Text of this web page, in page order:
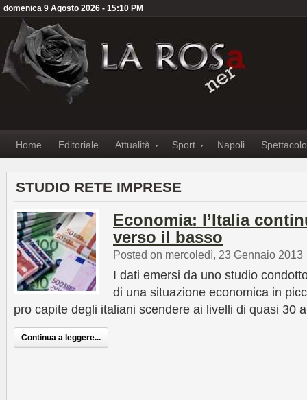
domenica 9 Agosto 2026 - 15:10 PM
Home Editoriale Attualità Sport Napoli Spettacolo
STUDIO RETE IMPRESE
Economia: l’Italia
verso il basso
Posted on mercoledì, 23 Gennaio 2013
I dati emersi da uno studio
di una situazione economica in
pro capite degli italiani scendere ai livelli di quasi 30
Continua a leggere...